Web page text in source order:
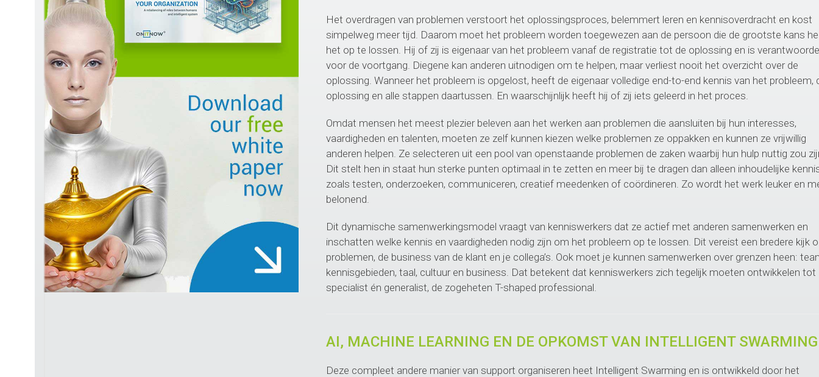
Het overdragen van problemen verstoort het oplossingsproces, belemmert leren en kennisoverdracht en kost
simpelweg meer tijd. Daarom moet het probleem worden toegewezen aan de persoon die de grootste kans
het op te lossen. Hij of zij is eigenaar van het probleem vanaf de registratie tot de oplossing en is
voor de voortgang. Diegene kan anderen uitnodigen om te helpen, maar verliest nooit het overzicht over de
oplossing. Wanneer het probleem is opgelost, heeft de eigenaar volledige end-to-end kennis van het probleem,
oplossing en alle stappen daartussen. En waarschijnlijk heeft hij of zij iets geleerd in het proces.
Omdat mensen het meest plezier beleven aan het werken aan problemen die aansluiten bij hun interesses,
vaardigheden en talenten, moeten ze zelf kunnen kiezen welke problemen ze oppakken en kunnen ze vrijwillig
anderen helpen. Ze selecteren uit een pool van openstaande problemen de zaken waarbij hun hulp nuttig zou
Dit stelt hen in staat hun sterke punten optimaal in te zetten en meer bij te dragen dan alleen inhoudelijke
zoals testen, onderzoeken, communiceren, creatief meedenken of coördineren. Zo wordt het werk leuker en
belonend.
Dit dynamische samenwerkingsmodel vraagt van kenniswerkers dat ze actief met anderen samenwerken en
inschatten welke kennis en vaardigheden nodig zijn om het probleem op te lossen. Dit vereist een bredere kijk
problemen, de business van de klant en je collega’s. Ook moet je kunnen samenwerken over grenzen heen:
kennisgebieden, taal, cultuur en business. Dat betekent dat kenniswerkers zich tegelijk moeten ontwikkelen tot
specialist én generalist, de zogeheten T-shaped professional.
AI, MACHINE LEARNING EN DE OPKOMST VAN INTELLIGENT SWARMING
Deze compleet andere manier van support organiseren heet Intelligent Swarming en is ontwikkeld door het